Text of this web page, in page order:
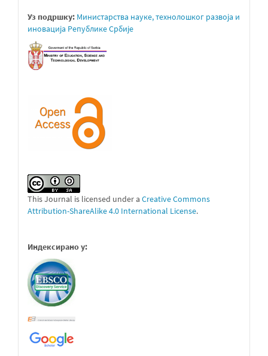
Уз подршку: Министарствa науке, технолошког развоја и
иновација Републике Србије
This Journal is licensed under a Creative Commons
Attribution-ShareAlike 4.0 International License.
Индексирано у: